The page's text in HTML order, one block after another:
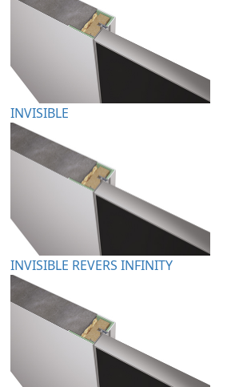
INVISIBLE
INVISIBLE REVERS INFINITY